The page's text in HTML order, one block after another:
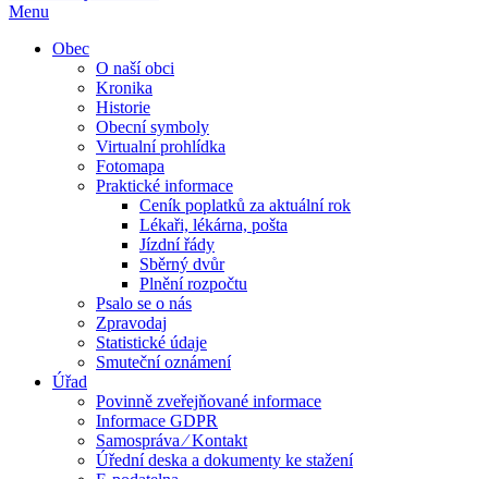
Menu
Obec
O naší obci
Kronika
Historie
Obecní symboly
Virtualní prohlídka
Fotomapa
Praktické informace
Ceník poplatků za aktuální rok
Lékaři, lékárna, pošta
Jízdní řády
Sběrný dvůr
Plnění rozpočtu
Psalo se o nás
Zpravodaj
Statistické údaje
Smuteční oznámení
Úřad
Povinně zveřejňované informace
Informace GDPR
Samospráva ⁄ Kontakt
Úřední deska a dokumenty ke stažení